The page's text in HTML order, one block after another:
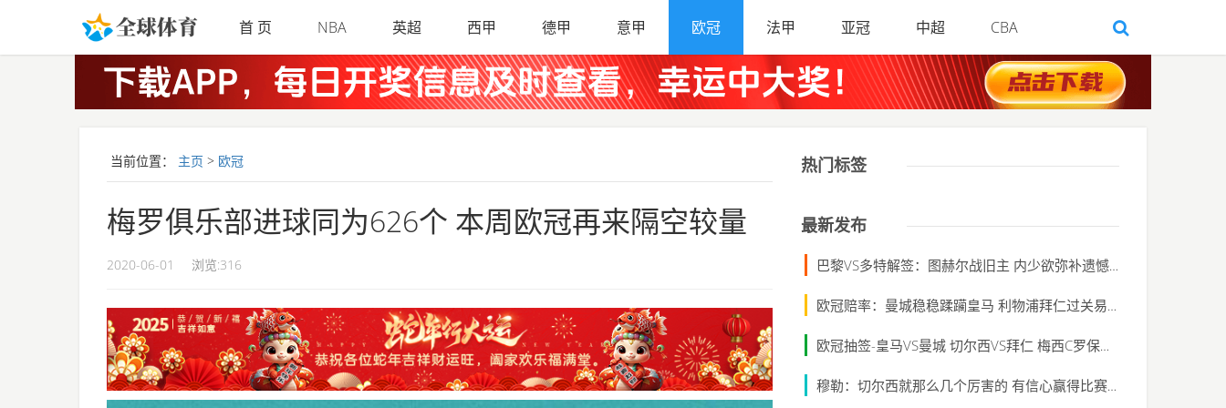
首 页 NBA 英超 西甲 德甲 意甲 欧冠 法甲 亚冠 中超 CBA
当前位置： 主页 > 欧冠
梅罗俱乐部进球同为626个 本周欧冠再来隔空较量
2020-06-01 浏览:316
热门标签
最新发布
巴黎VS多特解签：图赫尔战旧主 内少欲弥补遗憾
(2020-06-01)
欧冠赔率：曼城稳稳蹂躏皇马 利物浦拜仁过关易
(2020-06-01)
欧冠抽签-皇马VS曼城 切尔西VS拜仁 梅西C罗保姆签
穆勒：切尔西就那么几个厉害的 有信心赢得比赛
(2020-06-01)